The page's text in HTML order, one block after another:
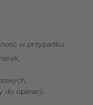
w przypadku:
do operacji.